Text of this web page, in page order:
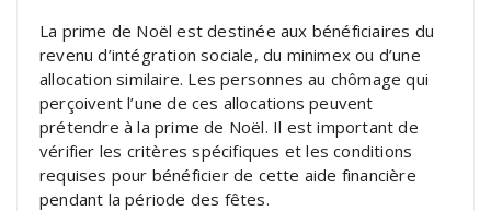
La prime de Noël est destinée aux bénéficiaires du
revenu d’intégration sociale, du minimex ou d’une
allocation similaire. Les personnes au chômage qui
perçoivent l’une de ces allocations peuvent
prétendre à la prime de Noël. Il est important de
vérifier les critères spécifiques et les conditions
requises pour bénéficier de cette aide financière
pendant la période des fêtes.